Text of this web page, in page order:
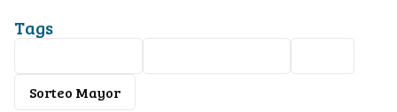
Tags
Sorteo Mayor